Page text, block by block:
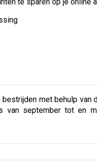
met behulp van
van september tot en